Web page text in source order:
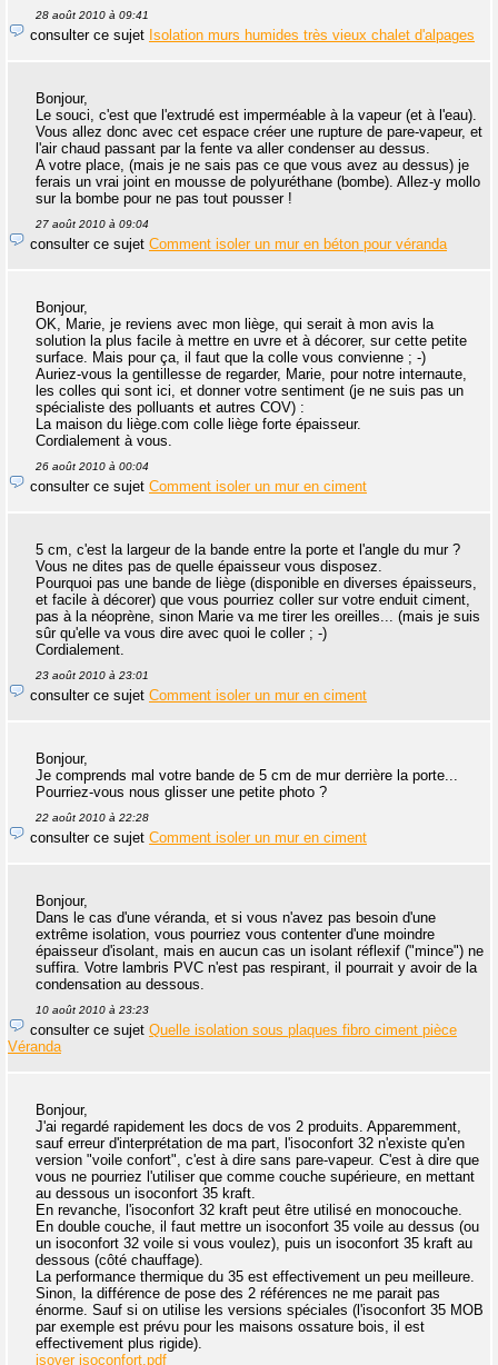
28 août 2010 à 09:41
consulter ce sujet Isolation murs humides très vieux chalet d'alpages
Bonjour,
Le souci, c'est que l'extrudé est imperméable à la vapeur (et à l'eau).
Vous allez donc avec cet espace créer une rupture de pare-vapeur, et
l'air chaud passant par la fente va aller condenser au dessus.
A votre place, (mais je ne sais pas ce que vous avez au dessus) je
ferais un vrai joint en mousse de polyuréthane (bombe). Allez-y mollo
sur la bombe pour ne pas tout pousser !
27 août 2010 à 09:04
consulter ce sujet Comment isoler un mur en béton pour véranda
Bonjour,
OK, Marie, je reviens avec mon liège, qui serait à mon avis la
solution la plus facile à mettre en uvre et à décorer, sur cette petite
surface. Mais pour ça, il faut que la colle vous convienne ; -)
Auriez-vous la gentillesse de regarder, Marie, pour notre internaute,
les colles qui sont ici, et donner votre sentiment (je ne suis pas un
spécialiste des polluants et autres COV) :
La maison du liège.com colle liège forte épaisseur.
Cordialement à vous.
26 août 2010 à 00:04
consulter ce sujet Comment isoler un mur en ciment
5 cm, c'est la largeur de la bande entre la porte et l'angle du mur ?
Vous ne dites pas de quelle épaisseur vous disposez.
Pourquoi pas une bande de liège (disponible en diverses épaisseurs,
et facile à décorer) que vous pourriez coller sur votre enduit ciment,
pas à la néoprène, sinon Marie va me tirer les oreilles... (mais je suis
sûr qu'elle va vous dire avec quoi le coller ; -)
Cordialement.
23 août 2010 à 23:01
consulter ce sujet Comment isoler un mur en ciment
Bonjour,
Je comprends mal votre bande de 5 cm de mur derrière la porte...
Pourriez-vous nous glisser une petite photo ?
22 août 2010 à 22:28
consulter ce sujet Comment isoler un mur en ciment
Bonjour,
Dans le cas d'une véranda, et si vous n'avez pas besoin d'une
extrême isolation, vous pourriez vous contenter d'une moindre
épaisseur d'isolant, mais en aucun cas un isolant réflexif ("mince") ne
suffira. Votre lambris PVC n'est pas respirant, il pourrait y avoir de la
condensation au dessous.
10 août 2010 à 23:23
consulter ce sujet Quelle isolation sous plaques fibro ciment pièce
Véranda
Bonjour,
J'ai regardé rapidement les docs de vos 2 produits. Apparemment,
sauf erreur d'interprétation de ma part, l'isoconfort 32 n'existe qu'en
version "voile confort", c'est à dire sans pare-vapeur. C'est à dire que
vous ne pourriez l'utiliser que comme couche supérieure, en mettant
au dessous un isoconfort 35 kraft.
En revanche, l'isoconfort 32 kraft peut être utilisé en monocouche.
En double couche, il faut mettre un isoconfort 35 voile au dessus (ou
un isoconfort 32 voile si vous voulez), puis un isoconfort 35 kraft au
dessous (côté chauffage).
La performance thermique du 35 est effectivement un peu meilleure.
Sinon, la différence de pose des 2 références ne me parait pas
énorme. Sauf si on utilise les versions spéciales (l'isoconfort 35 MOB
par exemple est prévu pour les maisons ossature bois, il est
effectivement plus rigide).
isover isoconfort.pdf